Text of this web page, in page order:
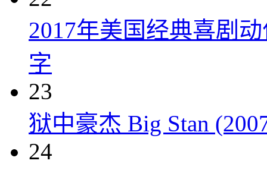
2017年美国经典喜剧
字
23
狱中豪杰 Big Stan
24